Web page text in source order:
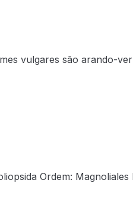
vulgares são arando-
Ordem: